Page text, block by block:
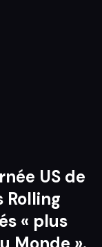
US de
Rolling
« plus